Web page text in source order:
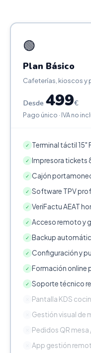
🟢
Plan Básico
Cafeterías, kioscos
Desde 499€
Pago único · IVA no
✓ Terminal táctil 15"
✓ Impresora tickets
✓ Cajón
✓ Software TPV
✓ VeriFactu AEAT
✓ Acceso remoto y
✓ Backup
✓ Configuración y
✓ Formación online
✓ Soporte técnico
Pantalla KDS
Gestión visual de
Pedidos QR
App gestión